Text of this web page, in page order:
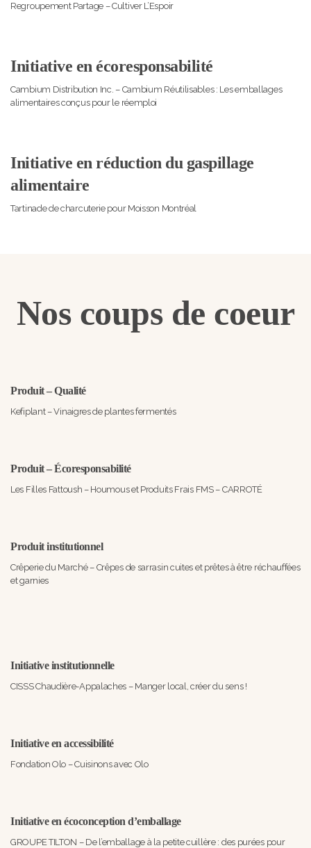
Regroupement Partage – Cultiver L’Espoir
Initiative en écoresponsabilité
Cambium Distribution Inc. – Cambium Réutilisables : Les emballages
alimentaires conçus pour le réemploi
Initiative en réduction du gaspillage
alimentaire
Tartinade de charcuterie pour Moisson Montréal
Nos coups de coeur
Produit – Qualité
Kefiplant – Vinaigres de plantes fermentés
Produit – Écoresponsabilité
Les Filles Fattoush – Houmous et Produits Frais FMS – CARROTÉ
Produit institutionnel
Crêperie du Marché – Crêpes de sarrasin cuites et prêtes à être réchauffées
et garnies
Initiative institutionnelle
CISSS Chaudière-Appalaches – Manger local, créer du sens !
Initiative en accessibilité
Fondation Olo – Cuisinons avec Olo
Initiative en écoconception d’emballage
GROUPE TILTON – De l’emballage à la petite cuillère : des purées pour